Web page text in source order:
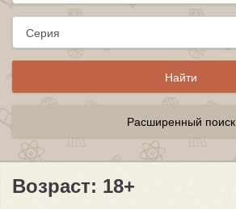
Расширенный поиск
Возраст: 18+